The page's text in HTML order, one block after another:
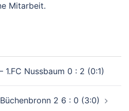
Mitarbeit.
1.FC Nussbaum 0 : 2 (0:1)
2 6 : 0 (3:0)